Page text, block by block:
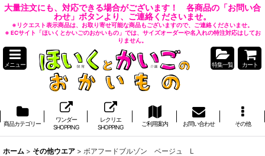
大量注文にも、対応できる場合がございます！ 各商品の「お問い合
わせ」ボタンより、ご連絡くださいませ。
※リクエスト表示商品は、お取り寄せ可能な商品もございますので、ご連絡くださいませ。
※ ECサイト「ほいくとかいごのおかいもの」では、サイズオーダーや名入れの特注対応はしてお
りません。
メニュー 特集一覧 カート
商品カテゴリー
ワンダー
SHOPPING
レクリエ
SHOPPING
ご利用案内 お問い合わせ その他
ホーム > その他ウエア > ボアフードブルゾン ベージュ L